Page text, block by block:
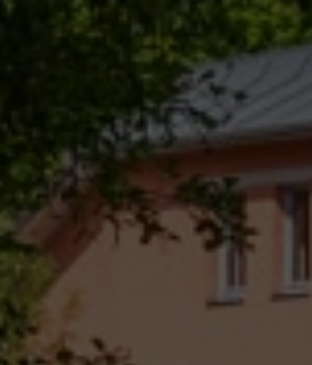
Schulgemeinschaftskonferenz